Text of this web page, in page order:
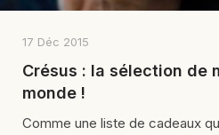
17 Déc 2015
Crésus : la sélection de
monde !
Comme une liste de cadeaux